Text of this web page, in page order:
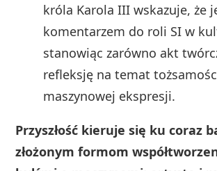
króla Karola III wskazuje, że
komentarzem do roli SI w
stanowiąc zarówno akt
refleksję na temat
maszynowej ekspresji.
Przyszłość kieruje się ku coraz
złożonym formom